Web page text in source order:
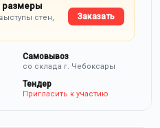
размеры
стен,
Заказать
Самовывоз
со склада г. Чебоксары
Тендер
Пригласить к участию